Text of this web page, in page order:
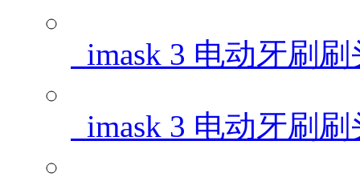
imask 3 电动牙刷
imask 3 电动牙刷